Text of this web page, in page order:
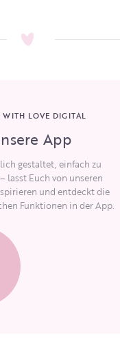
WITH LOVE DIGITAL
App
gestaltet, einfach zu
lasst Euch von unseren
und entdeckt die
Funktionen in der App.